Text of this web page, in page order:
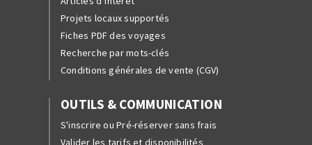
Projets locaux supportés
Fiches PDF des voyages
Recherche par mots-clés
Conditions générales de vente (CGV)
OUTILS & COMMUNICATION
S'inscrire ou Pré-réserver sans frais
Valider les tarifs et disponibilités